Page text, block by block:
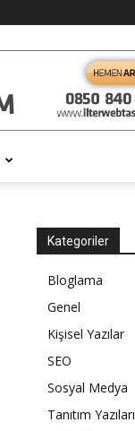
Kategoriler
Bloglama
Genel
Kişisel Yazılar
SEO
Sosyal Medya
Tanıtım Yazıları